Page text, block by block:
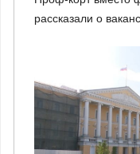
рассказали о